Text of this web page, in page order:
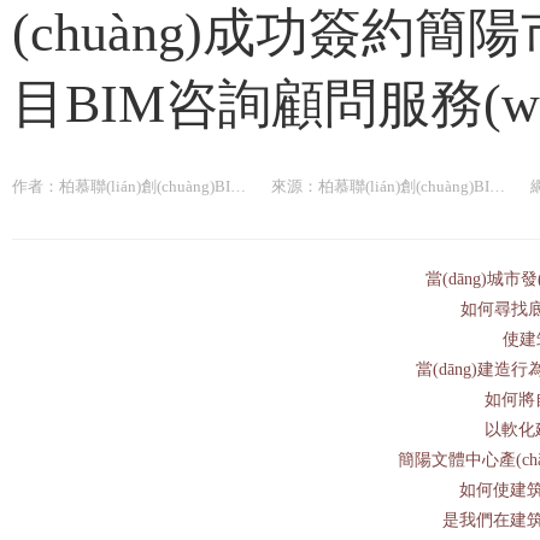
柏慕聯(lián)創(chuàng)為中冶建工集團(tuán)提供基于Dynamo的市政路橋隧解決方
柏慕聯(lián)創(chuàng)為中冶建工集團(tuán)提供基于Dynamo的市政路橋隧解決方
柏慕聯(lián)創(chuàng)為海南生態(tài)軟件園集團(tuán)有限公司提供企業(yè)BIM基
柏慕聯(lián)創(chuàng)為海南生態(tài)軟件園集團(tuán)有限公司提供企業(yè)BIM基
柏慕聯(lián)創(chuàng)為中南建筑設(shè)計院股份有限公司提供2021年新員工入
柏慕聯(lián)創(chuàng)為中南建筑設(shè)計院股份有限公司提供2021年新員工入
柏慕聯(lián)創(chuàng)為中南建筑設(shè)計院股份有限公司提供2021年新員工入
柏慕聯(lián)創(chuàng)為中南建筑設(shè)計院股份有限公司提供2021年新員工入
(chuàng)成功簽約簡
目BIM咨詢顧問服務
作者：柏慕聯(lián)創(chuàng)BIM服務(wù) 來源：柏慕聯(lián)創(chuàng)BIM服務(wù)
當(dāng)城市發
如何尋找底
使建
當(dāng)建造行
如何將
以軟化
簡陽文體中心產
如何使建筑
是我們在建筑